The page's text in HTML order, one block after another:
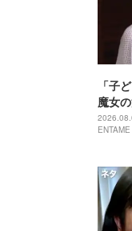
「子
魔女
歳で“